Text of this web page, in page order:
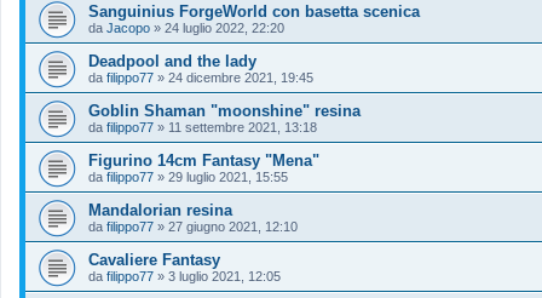
Sanguinius ForgeWorld con basetta scenica
da Jacopo » 24 luglio 2022, 22:20
Deadpool and the lady
da filippo77 » 24 dicembre 2021, 19:45
Goblin Shaman "moonshine" resina
da filippo77 » 11 settembre 2021, 13:18
Figurino 14cm Fantasy "Mena"
da filippo77 » 29 luglio 2021, 15:55
Mandalorian resina
da filippo77 » 27 giugno 2021, 12:10
Cavaliere Fantasy
da filippo77 » 3 luglio 2021, 12:05